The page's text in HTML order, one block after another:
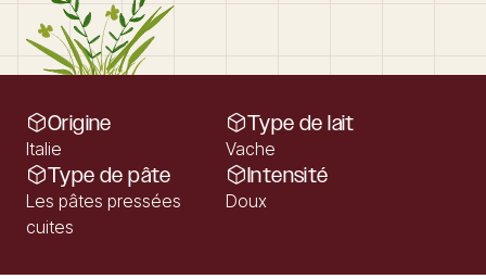
Origine
Italie
Type de lait
Vache
Type de pâte
Les pâtes pressées
cuites
Intensité
Doux